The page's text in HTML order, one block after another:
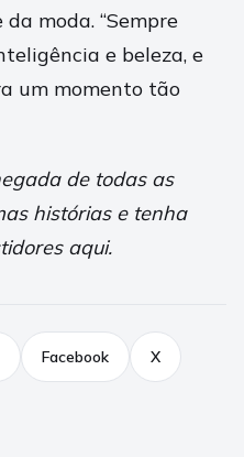
moda. “Sempre
e beleza, e
um momento tão
de todas as
histórias e tenha
aqui.
Facebook X